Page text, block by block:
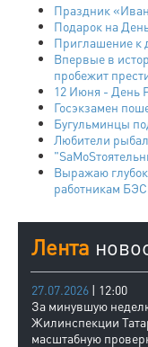
Праздник
Подарок на
Приглашение к
Впервые в
пробежит
12 Июня - День
Госэкзамен
Бугульминцы
Любители
Выражаю
работникам БЭС
Лента
27.07.2026 | 12:00
За минувшую
Жилинспекции
масштабную